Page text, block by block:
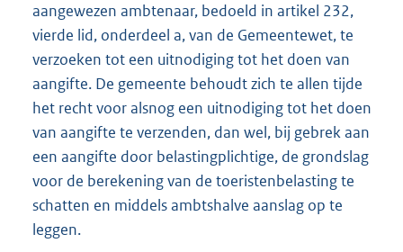
aangewezen ambtenaar, bedoeld in artikel 232,
vierde lid, onderdeel a, van de Gemeentewet, te
verzoeken tot een uitnodiging tot het doen van
aangifte. De gemeente behoudt zich te allen tijde
het recht voor alsnog een uitnodiging tot het doen
van aangifte te verzenden, dan wel, bij gebrek aan
een aangifte door belastingplichtige, de grondslag
voor de berekening van de toeristenbelasting te
schatten en middels ambtshalve aanslag op te
leggen.